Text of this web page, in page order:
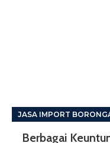
JASA IMPORT
Berbagai